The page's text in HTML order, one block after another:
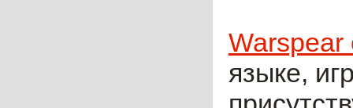
Warspear
языке,